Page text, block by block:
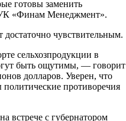
готовы заменить
«Финам Менеджмент».
достаточно чувствительным.
сельхозпродукции в
быть ощутимы, — говорит
долларов. Уверен, что
политические противоречия
встрече с губернатором